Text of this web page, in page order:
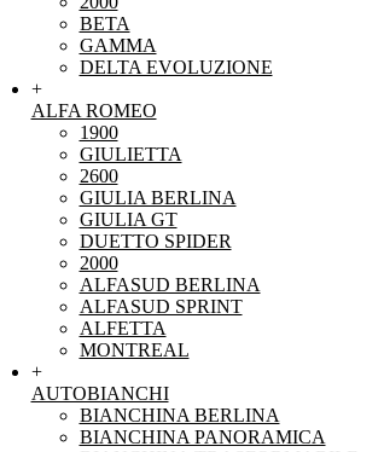
BETA
GAMMA
DELTA EVOLUZIONE
+
ALFA ROMEO
1900
GIULIETTA
2600
GIULIA BERLINA
GIULIA GT
DUETTO SPIDER
2000
ALFASUD BERLINA
ALFASUD SPRINT
ALFETTA
MONTREAL
+
AUTOBIANCHI
BIANCHINA BERLINA
BIANCHINA PANORAMICA